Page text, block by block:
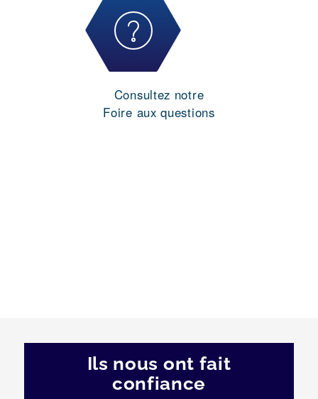
Consultez notre
Foire aux questions
Ils nous ont fait
confiance